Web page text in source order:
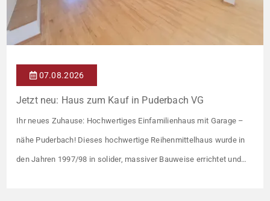
07.08.2026
Jetzt neu: Haus zum Kauf in Puderbach VG
Ihr neues Zuhause: Hochwertiges Einfamilienhaus mit Garage –
nähe Puderbach! Dieses hochwertige Reihenmittelhaus wurde in
den Jahren 1997/98 in solider, massiver Bauweise errichtet und